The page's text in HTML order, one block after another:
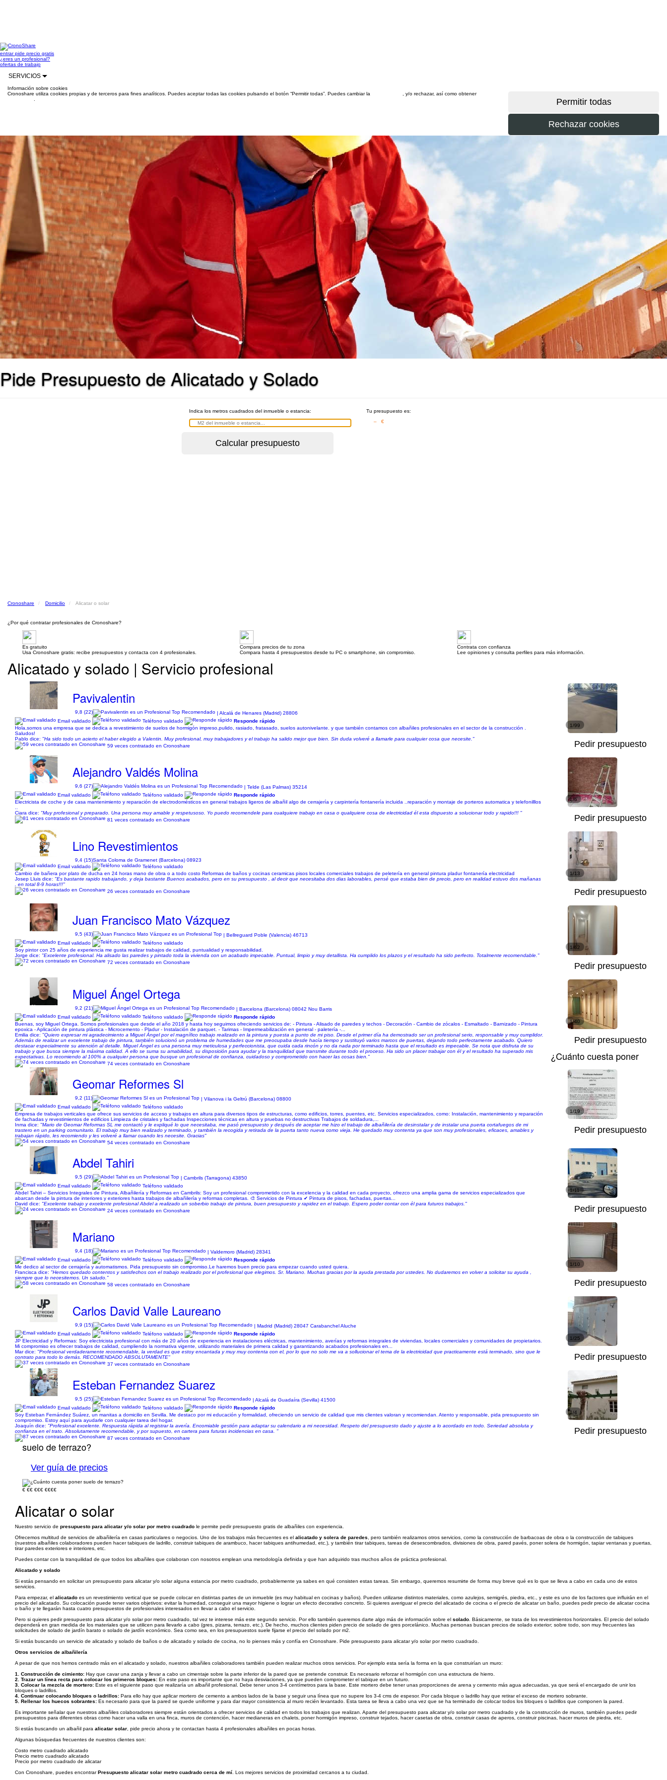
entrarpide precio gratis
¿eres un profesional?
ofertas de trabajo
SERVICIOS
Información sobre cookies
Cronoshare utiliza cookies propias y de terceros para fines analíticos. Puedes aceptar todas las cookies pulsando el botón “Permitir todas”. Puedes cambiar la
, y/o rechazar, así como obtener
Pide Presupuesto de Alicatado y Solado
Indica los metros cuadrados del inmueble o estancia:
Tu presupuesto es:
– €
Cronoshare Domicilio Alicatar o solar
¿Por qué contratar profesionales de Cronoshare?
Es gratuito
Usa Cronoshare gratis: recibe presupuestos y contacta con 4 profesionales.
Compara precios de tu zona
Compara hasta 4 presupuestos desde tu PC o smartphone, sin compromiso.
Contrata con confianza
Lee opiniones y consulta perfiles para más información.
Alicatado y solado | Servicio profesional
Pavivalentin
9,8 (22)
| Alcalá de Henares (Madrid) 28806
Email validado
Teléfono validado
Responde rápido
Hola,somos una empresa que se dedica a revestimiento de suelos de hormigón impreso,pulido, rasiado, fratasado, suelos autonivelante. y que también contamos con albañiles profesionales en el sector de la construcción .
Saludos!
Pablo dice: "Ha sido todo un acierto el haber elegido a Valentin. Muy profesional, muy trabajadores y el trabajo ha salido mejor que bien. Sin duda volveré a llamarle para cualquier cosa que necesite."
59 veces contratado en Cronoshare
1/99
Pedir presupuesto
Alejandro Valdés Molina
9,6 (27)
| Telde (Las Palmas) 35214
Email validado
Teléfono validado
Responde rápido
Electricista de coche y de casa mantenimiento y reparación de electrodomésticos en general trabajos ligeros de albañil algo de cerrajería y carpintería fontanería incluida ..reparación y montaje de porteros automatica y telefonilllos
Ciara dice: "Muy profesional y preparado. Una persona muy amable y respetusoso. Yo puedo recomendele para cualquiere trabajo en casa o qualquiere cosa de electricidad él esta dispuesto a solucionar todo y rapido!!! "
81 veces contratado en Cronoshare
1/6
Pedir presupuesto
Lino Revestimientos
9,4 (15)Santa Coloma de Gramenet (Barcelona) 08923
Email validado
Teléfono validado
Cambio de bañera por plato de ducha en 24 horas mano de obra o a todo costo Reformas de baños y cocinas ceramicas pisos locales comerciales trabajos de peletería en general pintura pladur fontanería electricidad
Josep Lluis dice: "Es bastante rapido trabajando, y deja bastante Buenos acabados, pero en su presupuesto , al decir que necesitaba dos dias laborables, pensé que estaba bien de precio, pero en realidad estuvo dos mañanas
, en total 8-9 horas!!!"
26 veces contratado en Cronoshare
1/13
Pedir presupuesto
Juan Francisco Mato Vázquez
9,5 (43)
| Bellreguard Poble (Valencia) 46713
Email validado
Teléfono validado
Soy pintor con 25 años de experiencia me gusta realizar trabajos de calidad, puntualidad y responsabilidad.
Jorge dice: "Excelente profesional. Ha alisado las paredes y pintado toda la vivienda con un acabado impecable. Puntual, limpio y muy detallista. Ha cumplido los plazos y el resultado ha sido perfecto. Totalmente recomendable."
72 veces contratado en Cronoshare
1/62
Pedir presupuesto
Miguel Ángel Ortega
9,2 (21)
| Barcelona (Barcelona) 08042 Nou Barris
Email validado
Teléfono validado
Responde rápido
Buenas, soy Miguel Ortega. Somos profesionales que desde el año 2018 y hasta hoy seguimos ofreciendo servicios de: - Pintura - Alisado de paredes y techos - Decoración - Cambio de zócalos - Esmaltado - Barnizado - Pintura
epoxica -︎︎ Aplicación de pintura plástica - Microcemento - Pladur - Instalación de parquet. - Tarimas - Impermeabilización en general - paletería -...
Emilia dice: "Quiero expresar mi agradecimiento a Miguel Ángel por el magnífico trabajo realizado en la pintura y puesta a punto de mi piso. Desde el primer día ha demostrado ser un profesional serio, responsable y muy cumplidor.
Además de realizar un excelente trabajo de pintura, también solucionó un problema de humedades que me preocupaba desde hacía tiempo y sustituyó varios marcos de puertas, dejando todo perfectamente acabado. Quiero
destacar especialmente su atención al detalle. Miguel Ángel es una persona muy meticulosa y perfeccionista, que cuida cada rincón y no da nada por terminado hasta que el resultado es impecable. Se nota que disfruta de su
trabajo y que busca siempre la máxima calidad. A ello se suma su amabilidad, su disposición para ayudar y la tranquilidad que transmite durante todo el proceso. Ha sido un placer trabajar con él y el resultado ha superado mis
expectativas. Lo recomiendo al 100% a cualquier persona que busque un profesional de confianza, cuidadoso y comprometido con hacer las cosas bien."
74 veces contratado en Cronoshare
1/40
Pedir presupuesto
Geomar Reformes Sl
9,2 (11)
| Vilanova i la Geltrú (Barcelona) 08800
Email validado
Teléfono validado
Empresa de trabajos verticales que ofrece sus servicios de acceso y trabajos en altura para diversos tipos de estructuras, como edificios, torres, puentes, etc. Servicios especializados, como: Instalación, mantenimiento y reparación
de fachadas y revestimientos de edificios Limpieza de cristales y fachadas Inspecciones técnicas en altura y pruebas no destructivas Trabajos de soldadura,...
Inma dice: "Mario de Geomar Reformas SL me contactó y le expliqué lo que necesitaba, me pasó presupuesto y después de aceptar me hizo el trabajo de albañilería de desinstalar y de instalar una puerta cortafuegos de mi
trastero en un parking comunitario. El trabajo muy bien realizado y terminado, y también la recogida y retirada de la puerta tanto nueva como vieja. He quedado muy contenta ya que son muy profesionales, eficaces, amables y
trabajan rápido, les recomiendo y les volveré a llamar cuando les necesite. Gracias"
54 veces contratado en Cronoshare
1/19
Pedir presupuesto
Abdel Tahiri
9,5 (29)
| Cambrils (Tarragona) 43850
Email validado
Teléfono validado
Abdel Tahiri – Servicios Integrales de Pintura, Albañilería y Reformas en Cambrils: Soy un profesional comprometido con la excelencia y la calidad en cada proyecto, ofrezco una amplia gama de servicios especializados que
abarcan desde la pintura de interiores y exteriores hasta trabajos de albañilería y reformas completas. 🎨 Servicios de Pintura ✔ Pintura de pisos, fachadas, puertas...
David dice: "Excelente trabajo y excelente profesional Abdel a realizado un soberbio trabajo de pintura, buen presupuesto y rapidez en el trabajo. Espero poder contar con él para futuros trabajos."
24 veces contratado en Cronoshare
1/11
Pedir presupuesto
Mariano
9,4 (18)
| Valdemoro (Madrid) 28341
Email validado
Teléfono validado
Responde rápido
Me dedico al sector de cerrajería y automatismos. Pida presupuesto sin compromiso.Le haremos buen precio para empezar cuando usted quiera.
Francisca dice: "Hemos quedado contentos y satisfechos con el trabajo realizado por el profesional que elegimos. Sr. Mariano. Muchas gracias por la ayuda prestada por ustedes. No dudaremos en volver a solicitar su ayuda ,
siempre que lo necesitemos. Un saludo."
58 veces contratado en Cronoshare
1/10
Pedir presupuesto
Carlos David Valle Laureano
9,9 (15)
| Madrid (Madrid) 28047 Carabanchel Aluche
Email validado
Teléfono validado
Responde rápido
JP Electricidad y Reformas: Soy electricista profesional con más de 20 años de experiencia en instalaciones eléctricas, mantenimiento, averías y reformas integrales de viviendas, locales comerciales y comunidades de propietarios.
Mi compromiso es ofrecer trabajos de calidad, cumpliendo la normativa vigente, utilizando materiales de primera calidad y garantizando acabados profesionales en...
Mar dice: "Profesional verdaderamente recomendable, la verdad es que estoy encantada y muy muy contenta con el, por lo que no solo me va a sollucionar el tema de la electricidad que practicamente está terminado, sino que le
contrato para todo lo demás. RECOMENDADO ABSOLUTAMENTE"
37 veces contratado en Cronoshare
1/25
Pedir presupuesto
Esteban Fernandez Suarez
9,5 (25)
| Alcalá de Guadaíra (Sevilla) 41500
Email validado
Teléfono validado
Responde rápido
Soy Esteban Fernández Suárez, un manitas a domicilio en Sevilla. Me destaco por mi educación y formalidad, ofreciendo un servicio de calidad que mis clientes valoran y recomiendan. Atento y responsable, pida presupuesto sin
compromiso. Estoy aquí para ayudarle con cualquier tarea del hogar.
Joaquín dice: "Profesional excelente. Respuesta rápida al registrar la avería. Encomiable gestión para adaptar su calendario a mi necesidad. Respeto del presupuesto dado y ajuste a lo acordado en todo. Seriedad absoluta y
confianza en el trato. Absolutamente recomendable, y por supuesto, en cartera para futuras incidencias en casa. "
87 veces contratado en Cronoshare
1/4
Pedir presupuesto
¿Cuánto cuesta poner
suelo de terrazo?
Ver guía de precios
€ €€ €€€ €€€€
Alicatar o solar
Nuestro servicio de presupuesto para alicatar y/o solar por metro cuadrado le permite pedir presupuesto gratis de albañiles con experiencia.
Ofrecemos multitud de servicios de albañilería en casas particulares o negocios. Uno de los trabajos más frecuentes es el alicatado y solera de paredes , pero también realizamos otros servicios, como la construcción de barbacoas de obra o la construcción de tabiques
(nuestros albañiles colaboradores pueden hacer tabiques de ladrillo, construir tabiques de arambuco, hacer tabiques antihumedad, etc.), y también tirar tabiques, tareas de desescombrados, divisiones de obra, pared pavés, poner solera de hormigón, tapiar ventanas y puertas,
tirar paredes exteriores e interiores, etc.
Puedes contar con la tranquilidad de que todos los albañiles que colaboran con nosotros emplean una metodología definida y que han adquirido tras muchos años de práctica profesional.
Alicatado y solado
Si estás pensando en solicitar un presupuesto para alicatar y/o solar alguna estancia por metro cuadrado, probablemente ya sabes en qué consisten estas tareas. Sin embargo, queremos resumirte de forma muy breve qué es lo que se lleva a cabo en cada uno de estos
servicios.
Para empezar, el alicatado es un revestimiento vertical que se puede colocar en distintas partes de un inmueble (es muy habitual en cocinas y baños). Pueden utilizarse distintos materiales, como azulejos, semigrés, piedra, etc., y este es uno de los factores que influirán en el
precio del alicatado. Su colocación puede tener varios objetivos: evitar la humedad, conseguir una mayor higiene o lograr un efecto decorativo concreto. Si quieres averiguar el precio del alicatado de cocina o el precio de alicatar un baño, puedes pedir precio de alicatar cocina
o baño y te llegarán hasta cuatro presupuestos de profesionales interesados en llevar a cabo el servicio.
Pero si quieres pedir presupuesto para alicatar y/o solar por metro cuadrado, tal vez te interese más este segundo servicio. Por ello también queremos darte algo más de información sobre el solado . Básicamente, se trata de los revestimientos horizontales. El precio del solado
dependerá en gran medida de los materiales que se utilicen para llevarlo a cabo (gres, pizarra, terrazo, etc.). De hecho, muchos clientes piden precio de solado de gres porcelánico. Muchas personas buscan precios de solado exterior; sobre todo, son muy frecuentes las
solicitudes de solado de jardín barato o solado de jardín económico. Sea como sea, en los presupuestos suele fijarse el precio del solado por m2.
Si estás buscando un servicio de alicatado y solado de baños o de alicatado y solado de cocina, no lo pienses más y confía en Cronoshare. Pide presupuesto para alicatar y/o solar por metro cuadrado.
Otros servicios de albañilería
A pesar de que nos hemos centrado más en el alicatado y solado, nuestros albañiles colaboradores también pueden realizar muchos otros servicios. Por ejemplo esta sería la forma en la que construirían un muro:
1.
Construcción de cimiento: Hay que cavar una zanja y llevar a cabo un cimentaje sobre la parte inferior de la pared que se pretende construir. Es necesario reforzar el hormigón con una estructura de hierro.
2.
Trazar un línea recta para colocar los primeros bloques: En este paso es importante que no haya desviaciones, ya que pueden comprometer el tabique en un futuro.
3. Colocar la mezcla de mortero: Este es el siguiente paso que realizaría un albañil profesional. Debe tener unos 3-4 centímetros para la base. Este mortero debe tener unas proporciones de arena y cemento más agua adecuadas, ya que será el encargado de unir los
bloques o ladrillos.
4. Continuar colocando bloques o ladrillos: Para ello hay que aplicar mortero de cemento a ambos lados de la base y seguir una línea que no supere los 3-4 cms de espesor. Por cada bloque o ladrillo hay que retirar el exceso de mortero sobrante.
5. Rellenar los huecos sobrantes: Es necesario para que la pared se quede uniforme y para dar mayor consistencia al muro recién levantado. Esta tarea se lleva a cabo una vez que se ha terminado de colocar todos los bloques o ladrillos que componen la pared.
Es importante señalar que nuestros albañiles colaboradores siempre están orientados a ofrecer servicios de calidad en todos los trabajos que realizan. Aparte del presupuesto para alicatar y/o solar por metro cuadrado y de la construcción de muros, también puedes pedir
presupuestos para diferentes obras como hacer una valla en una finca, muros de contención, hacer medianeras en chalets, poner hormigón impreso, construir tejados, hacer casetas de obra, construir casas de aperos, construir piscinas, hacer muros de piedra, etc.
Si estás buscando un albañil para alicatar solar , pide precio ahora y te contactan hasta 4 profesionales albañiles en pocas horas.
Algunas búsquedas frecuentes de nuestros clientes son:
Costo metro cuadrado alicatado
Precio metro cuadrado alicatado
Precio por metro cuadrado de alicatar
Con Cronoshare, puedes encontrarPresupuesto alicatar solar metro cuadrado cerca de mí . Los mejores servicios de proximidad cercanos a tu ciudad.